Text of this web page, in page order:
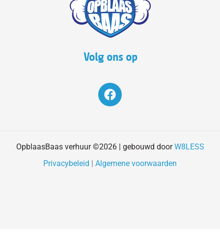
Volg ons op
F
a
o
o
k
OpblaasBaas verhuur ©2026 | gebouwd doorW8LESS
Privacybeleid | Algemene voorwaarden